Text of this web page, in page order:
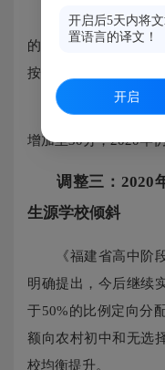
随着中招投档总分
的670分直至2021年
按照一定比例进行调整
定向生录取降分幅
增加至30分，2020年
调整三：2020
生源学校倾斜
《福建省高中阶段
明确提出，今后继续
于50%的比例定向分
额向农村初中和无选
校均衡提升。
开启后5天内将
置语言的译文！
开启